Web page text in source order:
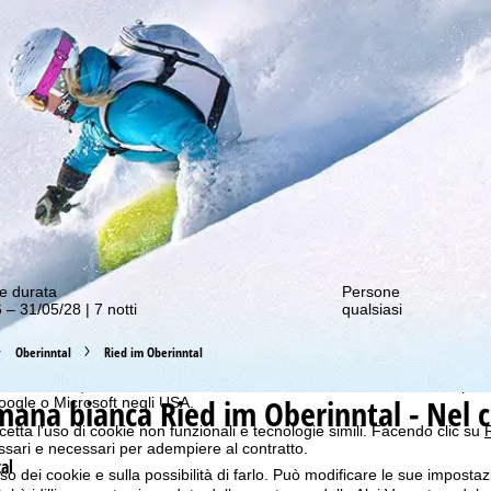
ottimale, utilizziamo i cookie per raccogliere informazioni sull'utilizzo
con i nostri partner. In base alle sue attività, i profili di utilizzo
e sul browser. Questi profili di utilizzo vengono utilizzati per analisi
e misurazione della portata. Per questo abbiamo bisogno del
o Microsoft negli USA.
l'uso di cookie non funzionali e tecnologie simili. Facendo clic su
e necessari per adempiere al contratto.
dei cookie e sulla possibilità di farlo. Può modificare le sue
offerte migliori!
durata
– 31/05/28 | 7 notti
Persone
qualsiasi
Oberinntal Ried im Oberinntal
biancaRied im Oberinntal - Nel